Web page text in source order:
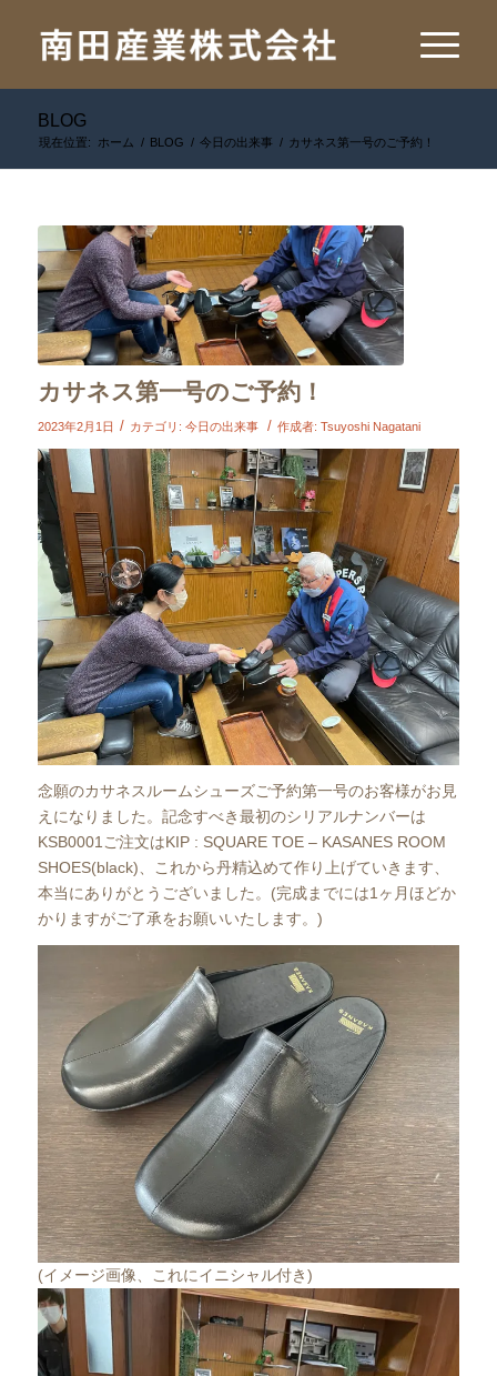
BLOG
現在位置: ホーム / BLOG / 今日の出来事 / カサネス第一号のご予約！
カサネス第一号のご予約！
2023年2月1日 / カテゴリ: 今日の出来事 / 作成者: Tsuyoshi Nagatani
念願のカサネスルームシューズご予約第一号のお客様がお見
えになりました。記念すべき最初のシリアルナンバーは
KSB0001ご注文はKIP : SQUARE TOE – KASANES ROOM
SHOES(black)、これから丹精込めて作り上げていきます、
本当にありがとうございました。(完成までには1ヶ月ほどか
かりますがご了承をお願いいたします。)
(イメージ画像、これにイニシャル付き)